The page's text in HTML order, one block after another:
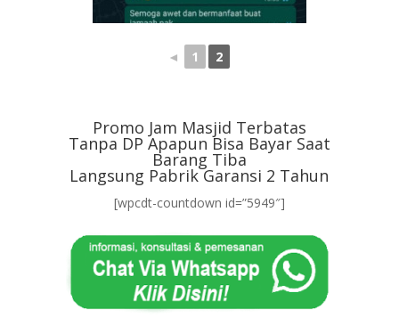
◄ 1 2
Promo Jam Masjid Terbatas
Tanpa DP Apapun Bisa Bayar Saat
Barang Tiba
Langsung Pabrik Garansi 2 Tahun
[wpcdt-countdown id=”5949″]